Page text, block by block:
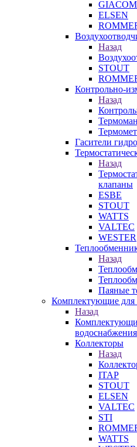
ELSEN
Назад
STOUT
Контрольно-
Назад
Гасители
Назад
клапаны
ESBE
STOUT
WATTS
VALTEC
WESTER
Назад
Паяные
Комплектующие для
Назад
водоснабжения
Коллекторы
Назад
ITAP
STOUT
ELSEN
VALTEC
STI
WATTS